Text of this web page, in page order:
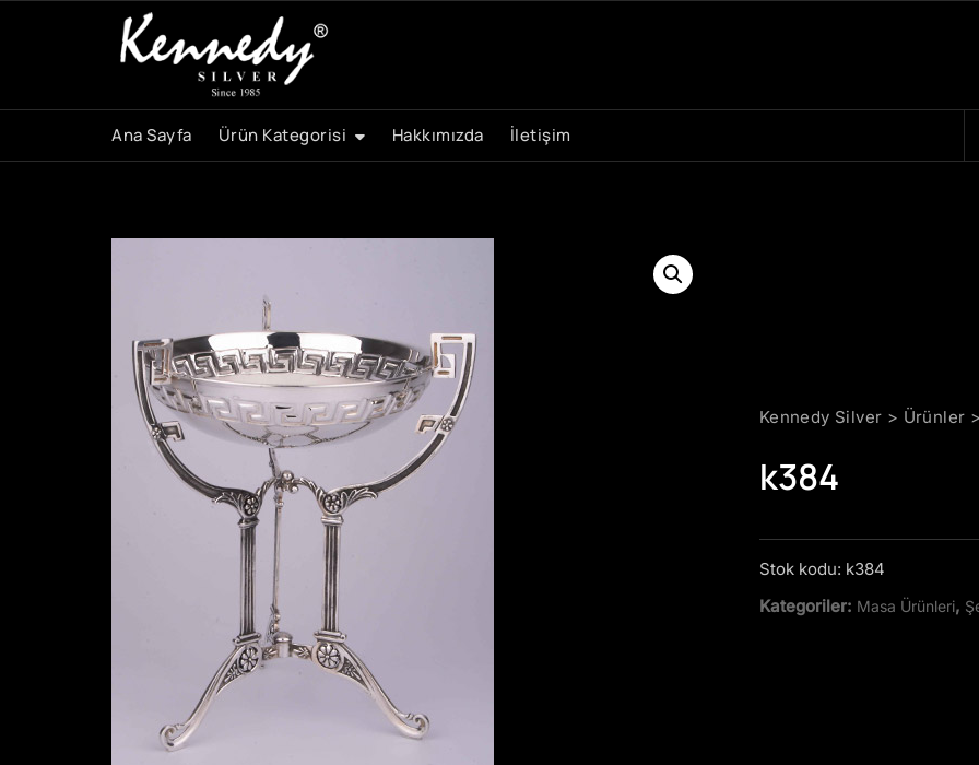
Ana Sayfa Ürün Kategorisi Hakkımızda İletişim
Kennedy Silver > Ürünler >
k384
Stok kodu: k384
Kategoriler: Masa Ürünleri,